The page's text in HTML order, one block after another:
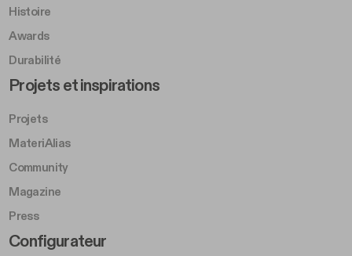
Histoire
Awards
Durabilité
Footer Left Middle B
Projets et inspirations
Projets
MateriAlias
Community
Magazine
Press
Footer Right Middle B
Configurateur